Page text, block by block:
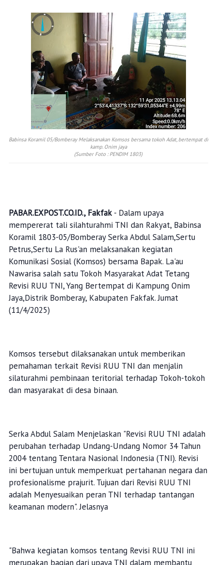
Babinsa Koramil 05/Bomberay Melaksanakan Komsos bersama tokoh Adat, bertempat di
kamp. Onim jaya
(Sumber Foto : PENDIM 1803)
PABAR.EXPOST.CO.ID., Fakfak- Dalam upaya
mempererat tali silahturahmi TNI dan Rakyat, Babinsa
Koramil 1803-05/Bomberay Serka Abdul Salam,Sertu
Petrus,Sertu La Rus'an melaksanakan kegiatan
Komunikasi Sosial (Komsos) bersama Bapak. La'au
Nawarisa salah satu Tokoh Masyarakat Adat Tetang
Revisi RUU TNI, Yang Bertempat di Kampung Onim
Jaya,Distrik Bomberay, Kabupaten Fakfak. Jumat
(11/4/2025)
Komsos tersebut dilaksanakan untuk memberikan
pemahaman terkait Revisi RUU TNI dan menjalin
silaturahmi pembinaan teritorial terhadap Tokoh-tokoh
dan masyarakat di desa binaan.
Serka Abdul Salam Menjelaskan "Revisi RUU TNI adalah
perubahan terhadap Undang-Undang Nomor 34 Tahun
2004 tentang Tentara Nasional Indonesia (TNI). Revisi
ini bertujuan untuk memperkuat pertahanan negara dan
profesionalisme prajurit. Tujuan dari Revisi RUU TNI
adalah Menyesuaikan peran TNI terhadap tantangan
keamanan modern". Jelasnya
"Bahwa kegiatan komsos tentang Revisi RUU TNI ini
merupakan bagian dari upaya TNI dalam membantu